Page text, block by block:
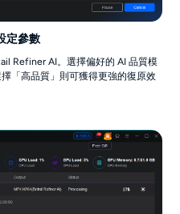
定參數
Refiner AI。選擇偏好的 AI 品質模
「高品質」則可獲得更強的復原效